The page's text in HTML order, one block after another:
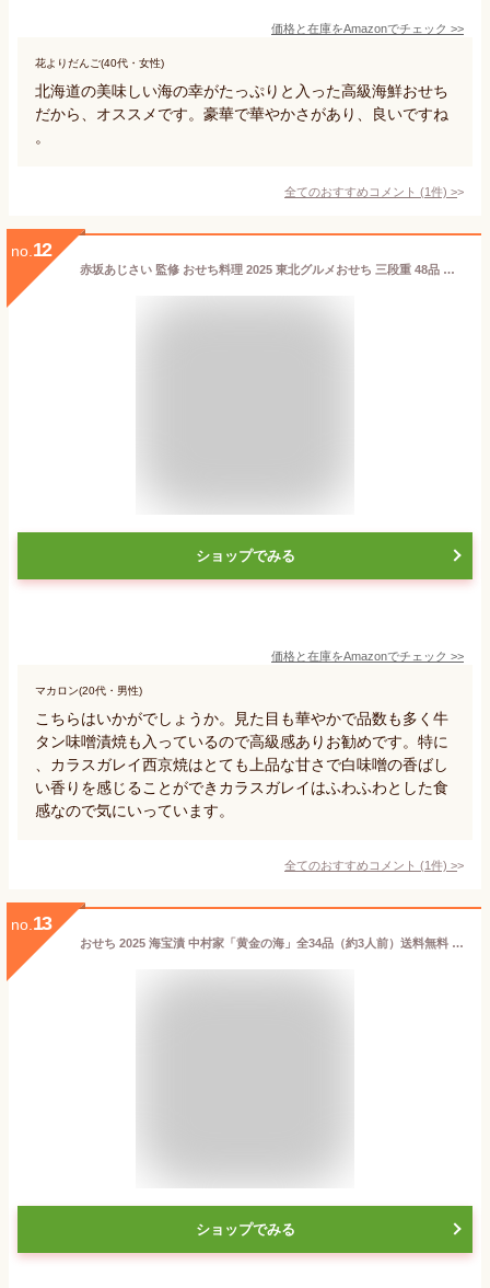
価格と在庫をAmazonでチェック >>
花よりだんご(40代・女性)
北海道の美味しい海の幸がたっぷりと入った高級海鮮おせち
だから、オススメです。豪華で華やかさがあり、良いですね
。
全てのおすすめコメント (1件) >
no. 12
赤坂あじさい 監修 おせち料理 2025 東北グルメおせち 三段重 48品 盛り付け済み 冷蔵おせち 3人前～4人前 お届け日：12月31日 美食サークル
ショップでみる
価格と在庫をAmazonでチェック >>
マカロン(20代・男性)
こちらはいかがでしょうか。見た目も華やかで品数も多く牛
タン味噌漬焼も入っているので高級感ありお勧めです。特に
、カラスガレイ西京焼はとても上品な甘さで白味噌の香ばし
い香りを感じることができカラスガレイはふわふわとした食
感なので気にいっています。
全てのおすすめコメント (1件) >
no. 13
おせち 2025 海宝漬 中村家「黄金の海」全34品（約3人前）送料無料 ※12月30日お届け
ショップでみる